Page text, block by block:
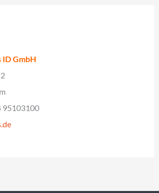
ID GmbH
95103100